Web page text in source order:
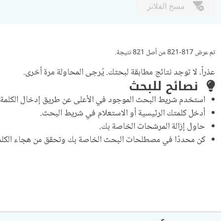
مسح الفلاتر
تم عرض 817-821 من أصل 821 نتيجة.
عذراً، لا توجد نتائج مطابقة لبحثك. يُرجى المحاولة مرة أخرى.
نصائح للبحث
استخدم شريط البحث الموجود في الأعلى عن طريق إدخال الكلمة
أدخل كلمتك الرئيسية أو الاستعلام في شريط البحث.
حاول إزالة المرشحات الخاصة بك.
كن محددًا في مصطلحات البحث الخاصة بك وتحقق من هجاء